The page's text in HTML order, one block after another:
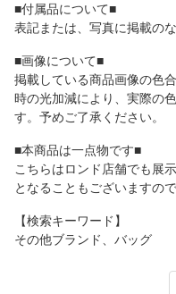
■付属品について■
表記または、写真に掲載の
■画像について■
掲載している商品画像の色
時の光加減により、実際の
す。予めご了承ください。
■本商品は一点物です■
こちらはロンド店舗でも展
となることもございますの
【検索キーワード】
その他ブランド、バッグ